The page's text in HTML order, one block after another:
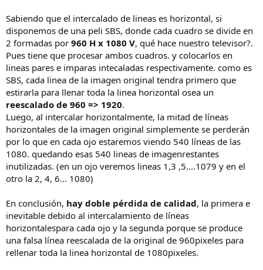
Sabiendo que el intercalado de lineas es horizontal, si
disponemos de una peli SBS, donde cada cuadro se divide en
2 formadas por 960 H x 1080 V, qué hace nuestro televisor?.
Pues tiene que procesar ambos cuadros. y colocarlos en
lineas pares e imparas intecaladas respectivamente. como es
SBS, cada linea de la imagen original tendra primero que
estirarla para llenar toda la linea horizontal osea un
reescalado de 960 => 1920.
Luego, al intercalar horizontalmente, la mitad de líneas
horizontales de la imagen original simplemente se perderán
por lo que en cada ojo estaremos viendo 540 líneas de las
1080. quedando esas 540 lineas de imagenrestantes
inutilizadas. (en un ojo veremos lineas 1,3 ,5....1079 y en el
otro la 2, 4, 6... 1080)
En conclusión, hay doble pérdida de calidad, la primera e
inevitable debido al intercalamiento de líneas
horizontalespara cada ojo y la segunda porque se produce
una falsa línea reescalada de la original de 960pixeles para
rellenar toda la linea horizontal de 1080pixeles.